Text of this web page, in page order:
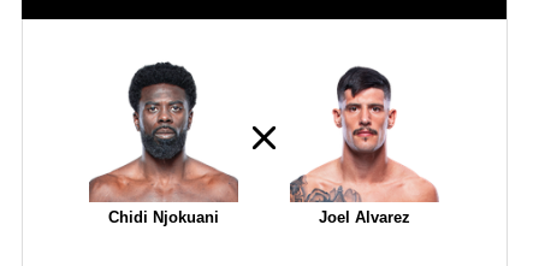
Chidi Njokuani Joel Alvarez